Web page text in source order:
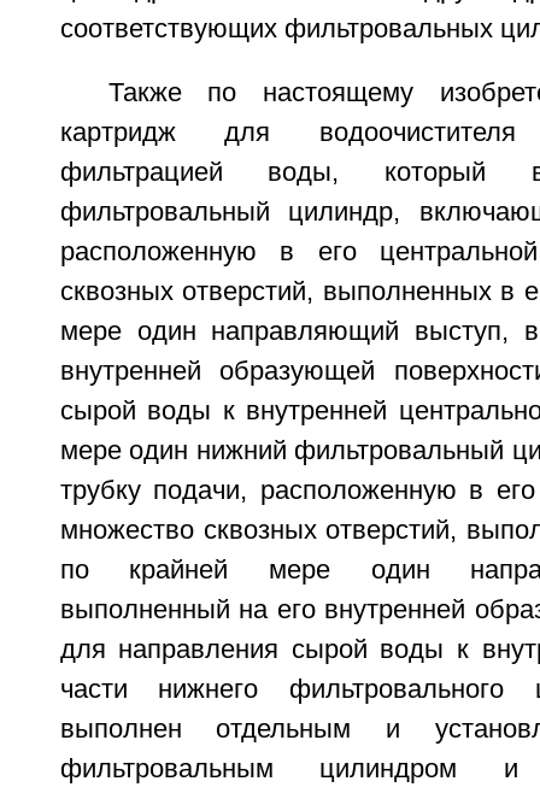
соответствующих фильтровальных
Также по настоящему
картридж для
фильтрацией воды, который
фильтровальный цилиндр,
расположенную в его
сквозных отверстий, выполненных в
мере один направляющий выступ,
внутренней образующей
сырой воды к внутренней
мере один нижний фильтровальный
трубку подачи, расположенную в
множество сквозных отверстий,
по крайней мере один
выполненный на его внутренней
для направления сырой воды к
части нижнего фильтровального
выполнен отдельным и
фильтровальным цилиндром